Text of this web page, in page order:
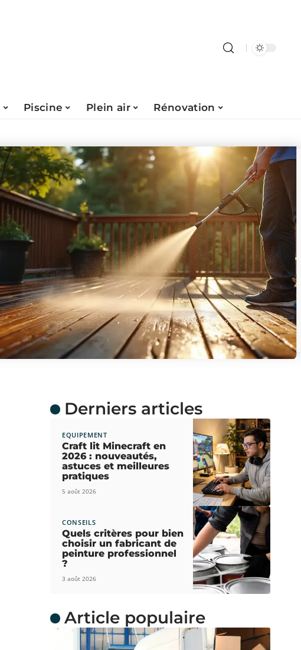
Piscine Plein air Rénovation
Derniers articles
EQUIPEMENT
Craft lit Minecraft en
2026 : nouveautés,
astuces et meilleures
pratiques
5 août 2026
CONSEILS
Quels critères pour bien
choisir un fabricant de
peinture professionnel
?
3 août 2026
Article populaire